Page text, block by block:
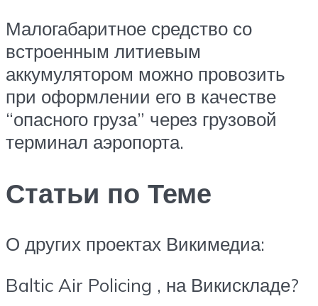
Малогабаритное средство со
встроенным литиевым
аккумулятором можно провозить
при оформлении его в качестве
“опасного груза” через грузовой
терминал аэропорта.
Статьи по Теме
О других проектах Викимедиа:
Baltic Air Policing , на Викискладе?